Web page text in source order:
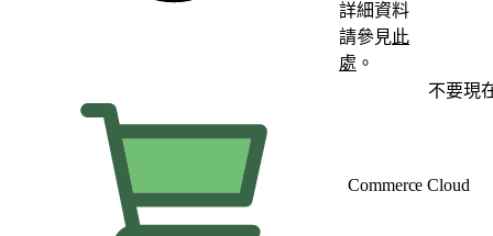
詳細資料
請參見此
處 。
不要現
Commerce Cloud